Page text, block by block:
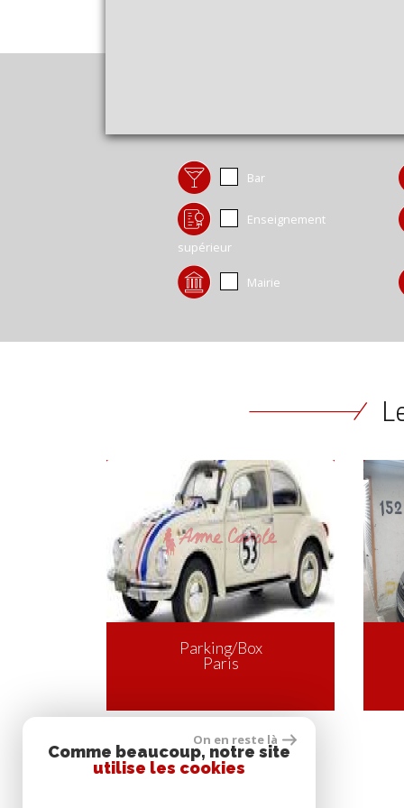
Bar
Enseignement
supérieur
Mairie
On en reste là
Comme beaucoup, notre site
utilise les cookies